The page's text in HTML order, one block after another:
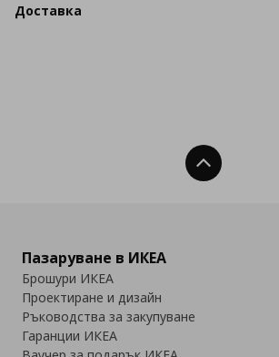
Доставка
Нагоре
Пазаруване в ИКЕА
Брошури ИКЕА
Проектиране и дизайн
Ръководства за закупуване
Гаранции ИКЕА